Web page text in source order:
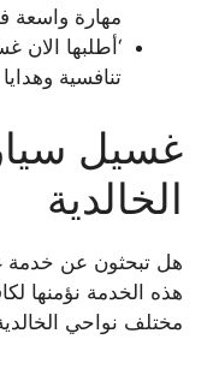
مهارة واسعة
تنافسية
غسيل
الخالدية
هل تبحثون عن خدمة
هذه الخدمة نؤمنها
مختلف نواحي